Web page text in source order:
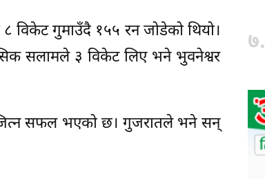
विकेट गुमाउँदै १५५ रन जोडेको थियो।
सलामले ३ विकेट लिए भने भुवनेश्वर
सफल भएको छ। गुजरातले भने सन्
७.